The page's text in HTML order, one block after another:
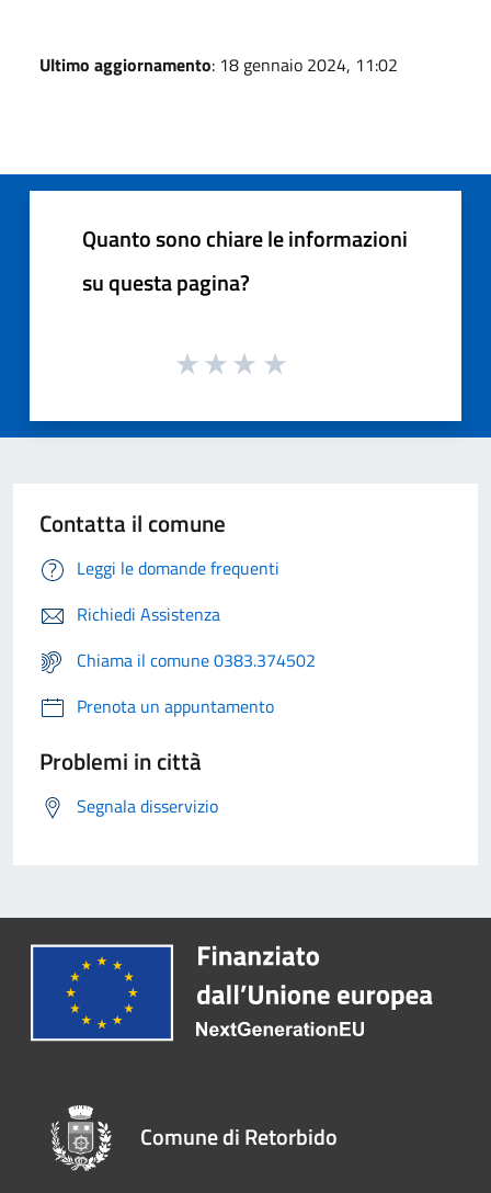
Ultimo aggiornamento: 18 gennaio 2024, 11:02
Quanto sono chiare le informazioni
su questa pagina?
Contatta il comune
Leggi le domande frequenti
Richiedi Assistenza
Chiama il comune 0383.374502
Prenota un appuntamento
Problemi in città
Segnala disservizio
Comune di Retorbido